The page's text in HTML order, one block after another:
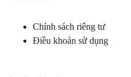
Chính sách riêng tư
Điều khoản sử dụng